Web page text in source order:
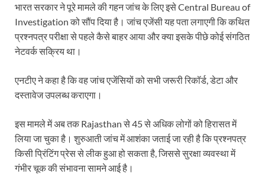
भारत सरकार ने पूरे मामले की गहन जांच के लिए इसेCentral Bureau of
Investigationको सौंप दिया है। जांच एजेंसी यह पता लगाएगी कि कथित
प्रश्नपत्र परीक्षा से पहले कैसे बाहर आया और क्या इसके पीछे कोई संगठित
नेटवर्क सक्रिय था।
एनटीए ने कहा है कि वह जांच एजेंसियों को सभी जरूरी रिकॉर्ड, डेटा और
दस्तावेज उपलब्ध कराएगा।
इस मामले में अब तक Rajasthanसे 45 से अधिक लोगों को हिरासत में
लिया जा चुका है। शुरुआती जांच में आशंका जताई जा रही है कि प्रश्नपत्र
किसी प्रिंटिंग प्रेस से लीक हुआ हो सकता है, जिससे सुरक्षा व्यवस्था में
गंभीर चूक की संभावना सामने आई है।